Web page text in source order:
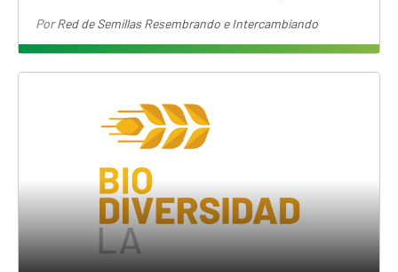
PorRed de Semillas Resembrando e Intercambiando